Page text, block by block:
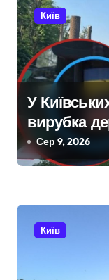
с
і
в
Київ
У
вирубка
Сер 9, 2026
Київ